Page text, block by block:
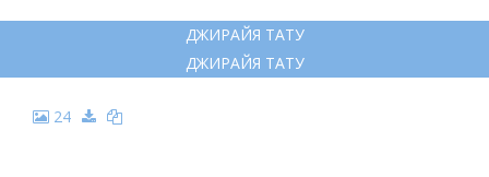
ДЖИРАЙЯ ТАТУ
ДЖИРАЙЯ ТАТУ
24